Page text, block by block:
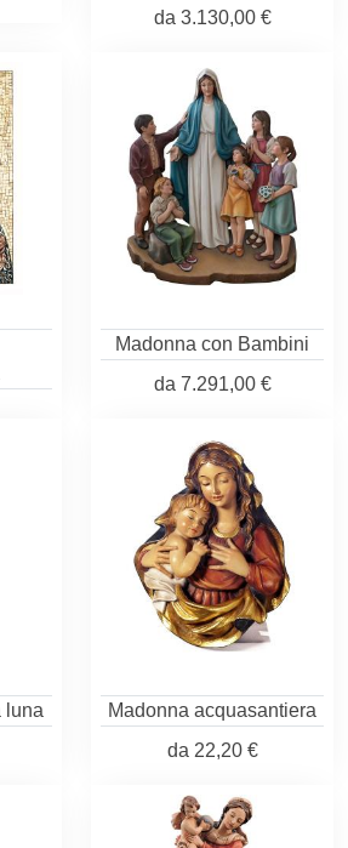
da 3.130,00 €
Madonna con Bambini
da 7.291,00 €
luna
Madonna acquasantiera
da 22,20 €